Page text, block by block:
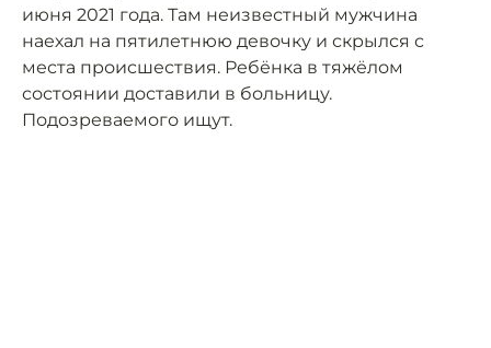
июня 2021 года. Там неизвестный мужчина
наехал на пятилетнюю девочку и скрылся с
места происшествия. Ребёнка в тяжёлом
состоянии доставили в больницу.
Подозреваемого ищут.